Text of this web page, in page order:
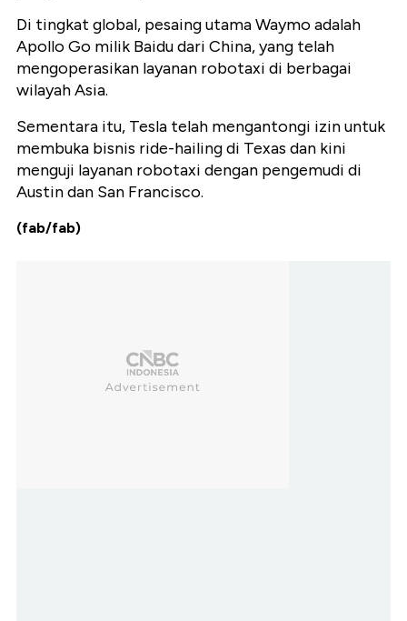
Di tingkat global, pesaing utama Waymo adalah
Apollo Go milik Baidu dari China, yang telah
mengoperasikan layanan robotaxi di berbagai
wilayah Asia.
Sementara itu, Tesla telah mengantongi izin untuk
membuka bisnis ride-hailing di Texas dan kini
menguji layanan robotaxi dengan pengemudi di
Austin dan San Francisco.
(fab/fab)